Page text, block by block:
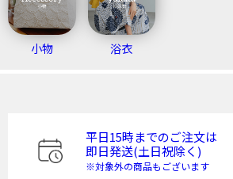
小物 浴衣
平日15時までのご注文は
即日発送(土日祝除く)
※対象外の商品もございます